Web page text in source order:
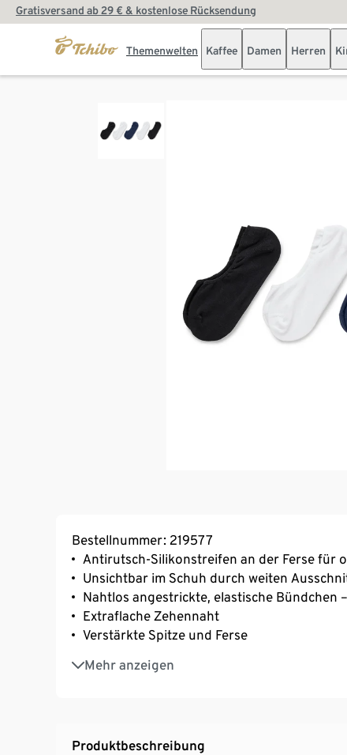
Gratisversand ab 29 € & kostenlose Rücksendung
Themenwelten Kaffee Damen Herren
Bestellnummer: 219577
Antirutsch-Silikonstreifen an der Ferse für
Unsichtbar im Schuh durch weiten
Nahtlos angestrickte, elastische Bündchen
Extraflache Zehennaht
Verstärkte Spitze und Ferse
Mehr anzeigen
Weiche Qualität mit Baumwolle
Mit Elasthan: formbeständig, perfekter
Produktbeschreibung